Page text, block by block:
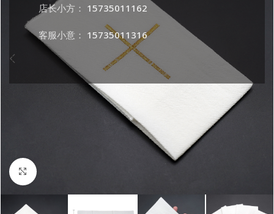
店长小方： 15735011162
客服小意： 15735011316
点击放大